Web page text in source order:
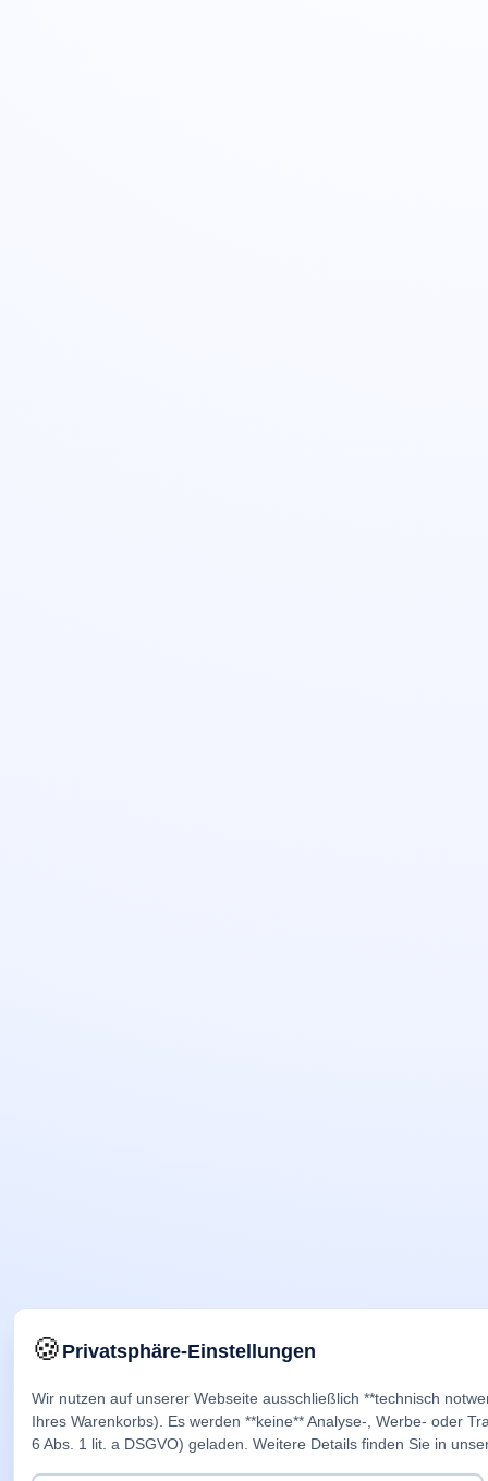
🍪Privatsphäre-Einstellungen
Wir nutzen auf unserer Webseite ausschließlich **technisch
Ihres Warenkorbs). Es werden **keine** Analyse-, Werbe- oder
6 Abs. 1 lit. a DSGVO) geladen. Weitere Details finden Sie in